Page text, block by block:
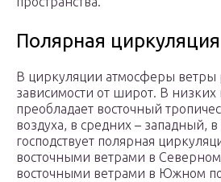
Полярная
В циркуляции атмосферы ветры
зависимости от широт. В низких
преобладает восточный
воздуха, в средних – западный,
господствует полярная
восточными ветрами в
восточными ветрами в Южном